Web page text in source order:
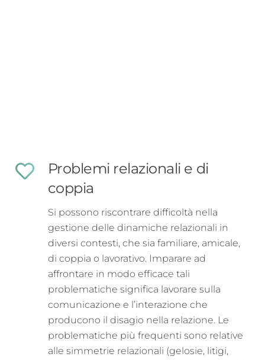
Problemi relazionali e di
coppia
Si possono riscontrare difficoltà nella
gestione delle dinamiche relazionali in
diversi contesti, che sia familiare, amicale,
di coppia o lavorativo. Imparare ad
affrontare in modo efficace tali
problematiche significa lavorare sulla
comunicazione e l’interazione che
producono il disagio nella relazione. Le
problematiche più frequenti sono relative
alle simmetrie relazionali (gelosie, litigi,